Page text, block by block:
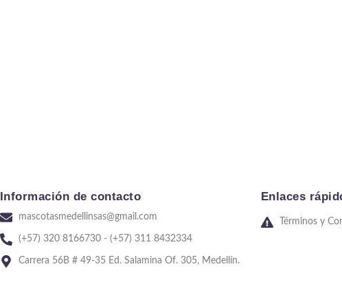
Información de contacto
mascotasmedellinsas@gmail.com
(+57) 320 8166730 - (+57) 311 8432334
Carrera 56B # 49-35 Ed. Salamina Of. 305, Medellín.
Enlaces
Términos y